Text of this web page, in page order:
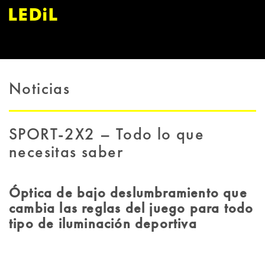
Noticias
SPORT-2X2 – Todo lo que
necesitas saber
Óptica de bajo deslumbramiento que
cambia las reglas del juego para todo
tipo de iluminación deportiva